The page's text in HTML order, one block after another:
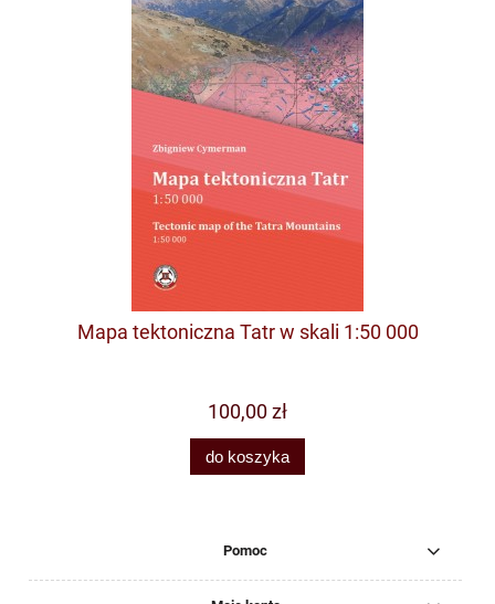
Mapa tektoniczna Tatr w skali 1:50 000
100,00 zł
do koszyka
Pomoc